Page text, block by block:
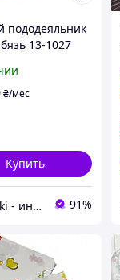
пододеяльник
13-1027
110х140
₴/мес
Купить
Podushki - интернет-магазин Подушки 91%